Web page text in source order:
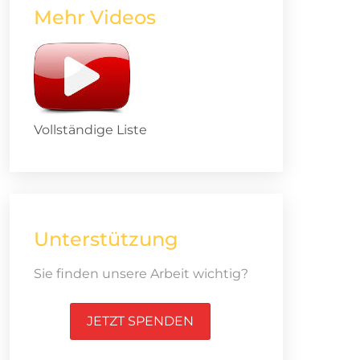
Mehr Videos
Vollständige Liste
Unterstützung
Sie finden unsere Arbeit wichtig?
JETZT SPENDEN